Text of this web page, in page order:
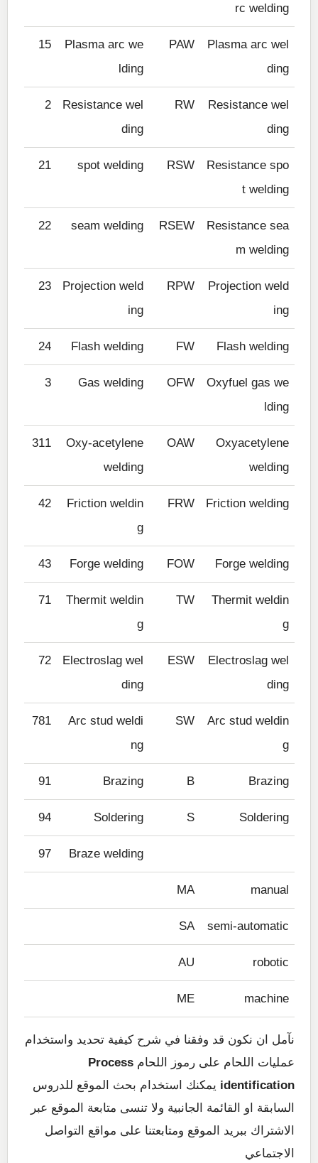
rc welding
Plasma arc wel
ding
PAW
Plasma arc we
lding
15
Resistance wel
ding
RW
Resistance wel
ding
2
Resistance spo
t welding
RSW
spot welding
21
Resistance sea
m welding
RSEW
seam welding
22
Projection weld
ing
RPW
Projection weld
ing
23
Flash welding
FW
Flash welding
24
Oxyfuel gas we
lding
OFW
Gas welding
3
Oxyacetylene
welding
OAW
Oxy-acetylene
welding
311
Friction welding
FRW
Friction weldin
g
42
Forge welding
FOW
Forge welding
43
Thermit weldin
g
TW
Thermit weldin
g
71
Electroslag wel
ding
ESW
Electroslag wel
ding
72
Arc stud weldin
g
SW
Arc stud weldi
ng
781
Brazing
B
Brazing
91
Soldering
S
Soldering
94
Braze welding
97
manual
MA
semi-automatic
SA
robotic
AU
machine
ME
نآمل ان نكون قد وفقنا في شرح كيفية تحديد واستخدام
عمليات اللحام على رموز اللحامProcess
identification يمكنك استخدام بحث الموقع للدروس
السابقة او القائمة الجانبية ولا تنسى متابعة الموقع عبر
الاشتراك ببريد الموقع ومتابعتنا على مواقع التواصل
الاجتماعي